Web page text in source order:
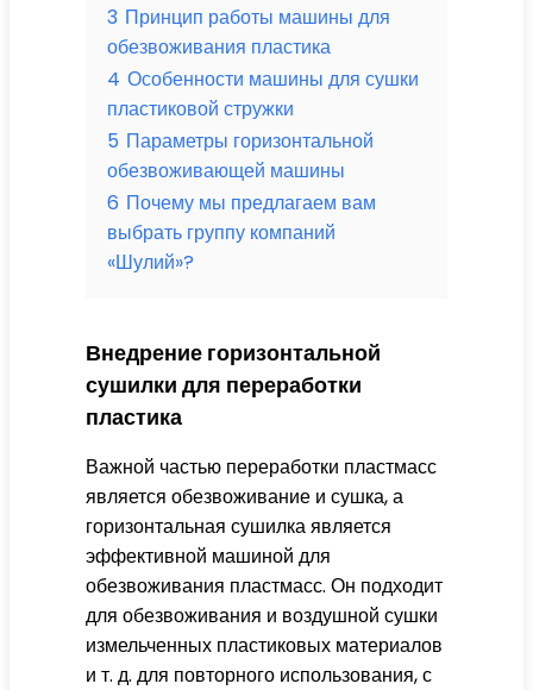
3 Принцип работы машины для
обезвоживания пластика
4 Особенности машины для сушки
пластиковой стружки
5 Параметры горизонтальной
обезвоживающей машины
6 Почему мы предлагаем вам
выбрать группу компаний
«Шулий»?
Внедрение горизонтальной
сушилки для переработки
пластика
Важной частью переработки пластмасс
является обезвоживание и сушка, а
горизонтальная сушилка является
эффективной машиной для
обезвоживания пластмасс. Он подходит
для обезвоживания и воздушной сушки
измельченных пластиковых материалов
и т. д. для повторного использования, с